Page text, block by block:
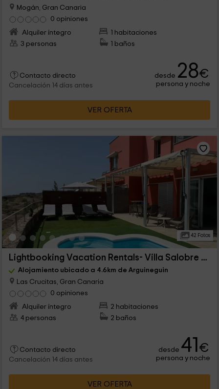
Mogán, Gran Canaria
0 opiniones
Alquiler íntegro
1 habitaciones
3 personas
1 baños
Contacto directo
Cancelación 14 días antes
desde 28€
persona y noche
VER OFERTA
42 Fotos
Lightbooking Vacation Rentals- Villa Salobre Golf
Alojamiento ubicado a 4.6km de Arguineguin
Las Crucitas, Gran Canaria
0 opiniones
Alquiler íntegro
2 habitaciones
4 personas
2 baños
Contacto directo
Cancelación 14 días antes
desde 41€
persona y noche
VER OFERTA